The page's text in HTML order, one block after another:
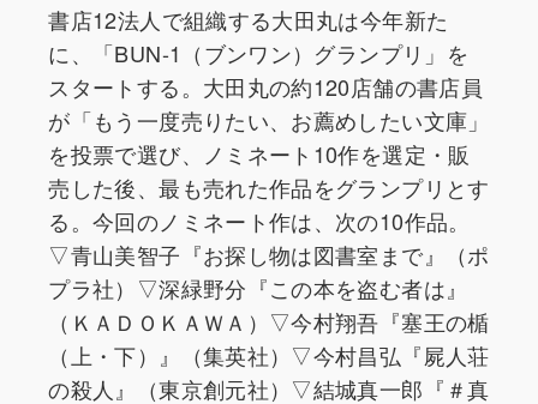
書店12法人で組織する大田丸は今年新た
に、「BUN-1（ブンワン）グランプリ」を
スタートする。大田丸の約120店舗の書店員
が「もう一度売りたい、お薦めしたい文庫」
を投票で選び、ノミネート10作を選定・販
売した後、最も売れた作品をグランプリとす
る。今回のノミネート作は、次の10作品。
▽青山美智子『お探し物は図書室まで』（ポ
プラ社）▽深緑野分『この本を盗む者は』
（ＫＡＤＯＫＡＷＡ）▽今村翔吾『塞王の楯
（上・下）』（集英社）▽今村昌弘『屍人荘
の殺人』（東京創元社）▽結城真一郎『＃真